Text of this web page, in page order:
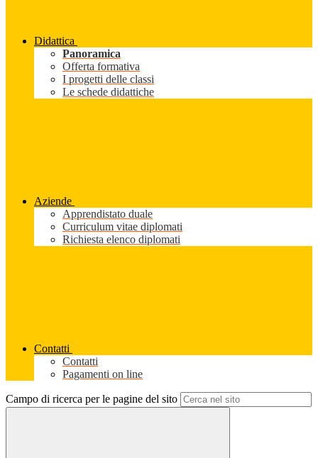
Didattica
Panoramica
Offerta formativa
I progetti delle classi
Le schede didattiche
Aziende
Apprendistato duale
Curriculum vitae diplomati
Richiesta elenco diplomati
Contatti
Contatti
Pagamenti on line
Campo di ricerca per le pagine del sito